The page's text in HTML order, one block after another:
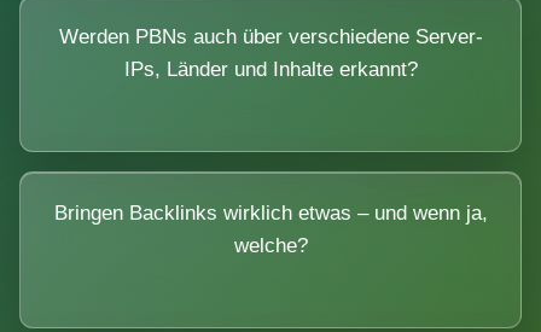
Werden PBNs auch über verschiedene Server-
IPs, Länder und Inhalte erkannt?
Bringen Backlinks wirklich etwas – und wenn ja,
welche?